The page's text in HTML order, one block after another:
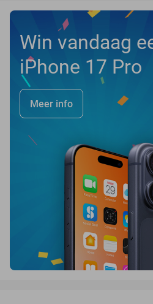
Win vandaag
iPhone 17 Pro
Meer info